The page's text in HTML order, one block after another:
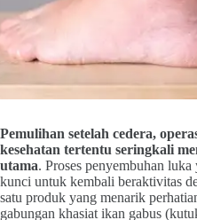
Pemulihan setelah cedera,
kesehatan tertentu seringkali
utama. Proses penyembuhan
kunci untuk kembali beraktivitas
satu produk yang menarik
gabungan khasiat ikan gabus